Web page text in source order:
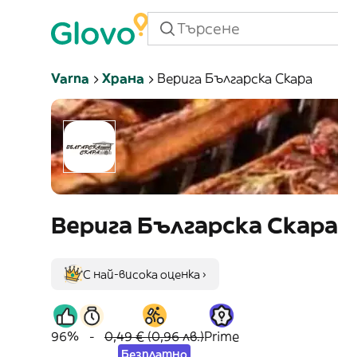
Varna Храна Верига Българска Скара
Верига Българска Скара
С най-висока оценка ›
96% - 0,49 € (0,96 лв.)
Безплатно
Prime